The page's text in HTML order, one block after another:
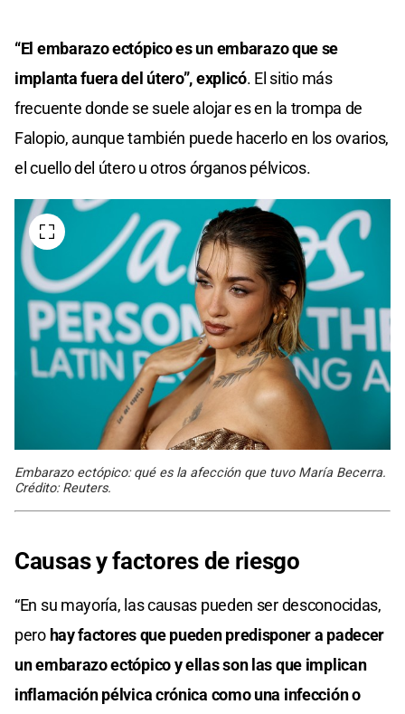
“El embarazo ectópico es un embarazo que se
implanta fuera del útero”, explicó. El sitio más
frecuente donde se suele alojar es en la trompa de
Falopio, aunque también puede hacerlo en los ovarios,
el cuello del útero u otros órganos pélvicos.
Embarazo ectópico: qué es la afección que tuvo María Becerra.
Crédito: Reuters.
Causas y factores de riesgo
“En su mayoría, las causas pueden ser desconocidas,
pero hay factores que pueden predisponer a padecer
un embarazo ectópico y ellas son las que implican
inflamación pélvica crónica como una infección o